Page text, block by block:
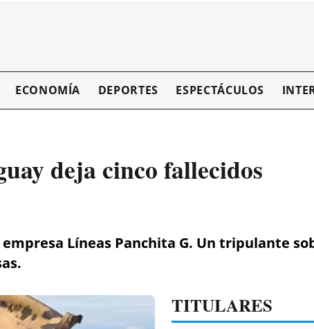
ECONOMÍA DEPORTES ESPECTÁCULOS
deja cinco fallecidos
Líneas Panchita G. Un tripulante
TITULARES